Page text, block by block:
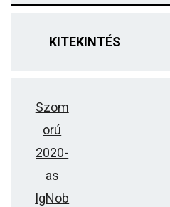
KITEKINTÉS
Szom
orú
2020-
as
IgNob